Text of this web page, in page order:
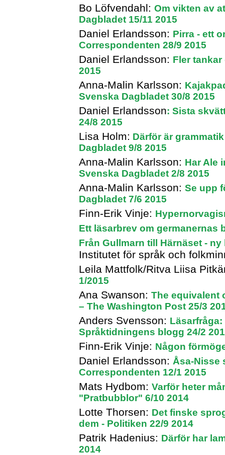
Bo Löfvendahl: Om vikten av
Dagbladet 15/11 2015
Daniel Erlandsson: Pirra - ett
Correspondenten 28/9 2015
Daniel Erlandsson: Fler
2015
Anna-Malin Karlsson:
Svenska Dagbladet 30/8 2015
Daniel Erlandsson: Sista
24/8 2015
Lisa Holm: Därför är
Dagbladet 9/8 2015
Anna-Malin Karlsson: Har Ale
Svenska Dagbladet 2/8 2015
Anna-Malin Karlsson: Se upp
Dagbladet 7/6 2015
Finn-Erik Vinje:
Ett läsarbrev om germanernas
Från Gullmarn till Härnäset -
Institutet för språk och
Leila Mattfolk/Ritva Liisa
1/2015
Ana Swanson: The equivalent
– The Washington Post 25/3
Anders Svensson:
Språktidningens blogg 24/2
Finn-Erik Vinje: Någon
Daniel Erlandsson: Åsa-Nisse
Correspondenten 12/1 2015
Mats Hydbom: Varför heter
"Pratbubblor" 6/10 2014
Lotte Thorsen: Det finske
dem - Politiken 22/9 2014
Patrik Hadenius: Därför har
2014